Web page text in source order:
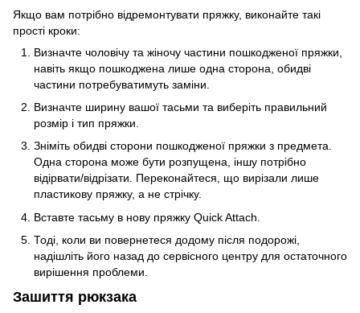
Якщо вам потрібно відремонтувати пряжку, виконайте такі
прості кроки:
Визначте чоловічу та жіночу частини пошкодженої пряжки,
навіть якщо пошкоджена лише одна сторона, обидві
частини потребуватимуть заміни.
Визначте ширину вашої тасьми та виберіть правильний
розмір і тип пряжки.
Зніміть обидві сторони пошкодженої пряжки з предмета.
Одна сторона може бути розпущена, іншу потрібно
відірвати/відрізати. Переконайтеся, що вирізали лише
пластикову пряжку, а не стрічку.
Вставте тасьму в нову пряжку Quick Attach.
Тоді, коли ви повернетеся додому після подорожі,
надішліть його назад до сервісного центру для остаточного
вирішення проблеми.
Зашиття рюкзака